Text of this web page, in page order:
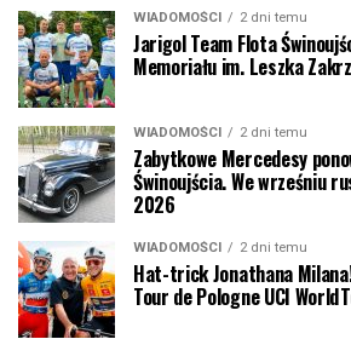
WIADOMOŚCI 2 dni temu
Jarigol Team Flota
Memoriału im. Leszka
WIADOMOŚCI 2 dni temu
Zabytkowe Mercedesy
Świnoujścia. We wrześniu
2026
WIADOMOŚCI 2 dni temu
Hat-trick Jonathana
Tour de Pologne UCI